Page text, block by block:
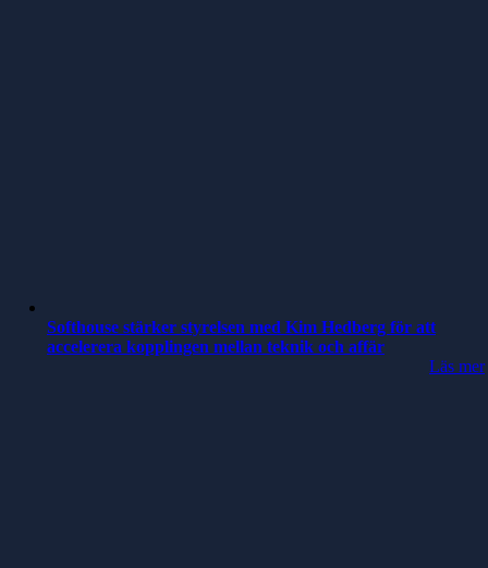
Softhouse stärker styrelsen med Kim Hedberg för att
accelerera kopplingen mellan teknik och affär
Läs mer